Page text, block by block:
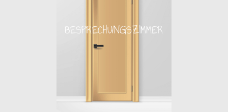
BESPRECHUNGSZIMMER
BESPRECHUNGSZIMMER
bitte einterten